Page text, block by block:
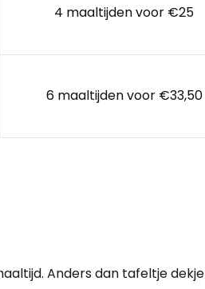
4 maaltijden voor €25
6 maaltijden voor €33,50
Anders dan tafeltje